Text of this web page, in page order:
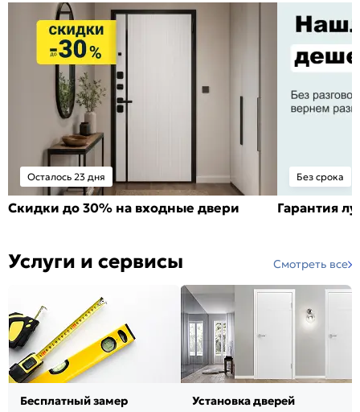
Осталось 23 дня
Скидки до 30% на входные двери
Без срока
Гарантия
Услуги и сервисы Смотреть все
Бесплатный замер Установка дверей